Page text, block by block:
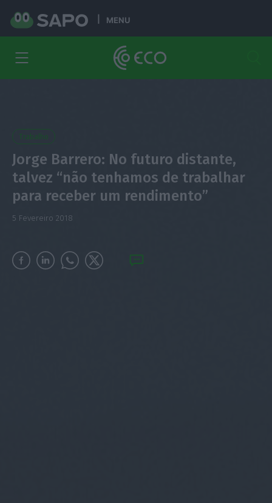
MENU
Jorge Barrero: No futuro distante,
talvez “não tenhamos de trabalhar
para receber um rendimento”
5 Fevereiro 2018